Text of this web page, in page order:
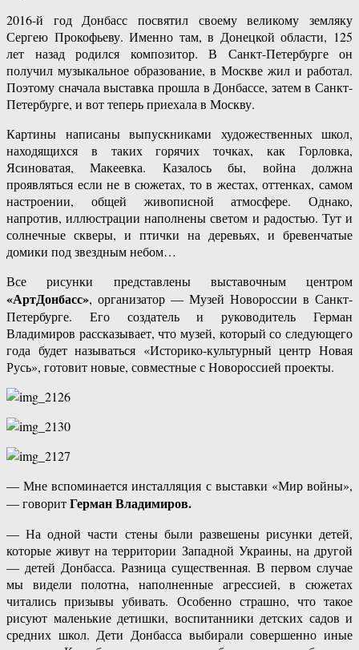
2016-й год Донбасс посвятил своему великому земляку
Сергею Прокофьеву. Именно там, в Донецкой области, 125
лет назад родился композитор. В Санкт-Петербурге он
получил музыкальное образование, в Москве жил и работал.
Поэтому сначала выставка прошла в Донбассе, затем в Санкт-
Петербурге, и вот теперь приехала в Москву.
Картины написаны выпускниками художественных школ,
находящихся в таких горячих точках, как Горловка,
Ясиноватая, Макеевка. Казалось бы, война должна
проявляться если не в сюжетах, то в жестах, оттенках, самом
настроении, общей живописной атмосфере. Однако,
напротив, иллюстрации наполнены светом и радостью. Тут и
солнечные скверы, и птички на деревьях, и бревенчатые
домики под звездным небом…
Все рисунки представлены выставочным центром
«АртДонбасс», организатор — Музей Новороссии в Санкт-
Петербурге. Его создатель и руководитель Герман
Владимиров рассказывает, что музей, который со следующего
года будет называться «Историко-культурный центр Новая
Русь», готовит новые, совместные с Новороссией проекты.
— Мне вспоминается инсталляция с выставки «Мир войны»,
— говоритГерман Владимиров.
— На одной части стены были развешены рисунки детей,
которые живут на территории Западной Украины, на другой
— детей Донбасса. Разница существенная. В первом случае
мы видели полотна, наполненные агрессией, в сюжетах
читались призывы убивать. Особенно страшно, что такое
рисуют маленькие детишки, воспитанники детских садов и
средних школ. Дети Донбасса выбирали совершенно иные